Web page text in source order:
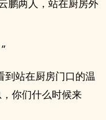
鹏两人，站在厨房外
到站在厨房门口的温
你们什么时候来